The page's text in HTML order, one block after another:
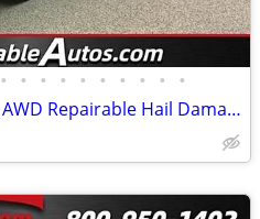
• • • • • • • • • •
2018 Lincoln MKX Reserve AWD Repairable Hail Damage